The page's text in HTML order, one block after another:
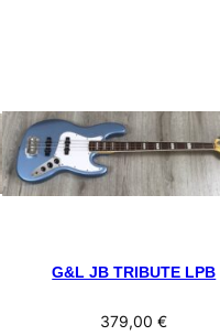
G&L JB TRIBUTE LPB
379,00€